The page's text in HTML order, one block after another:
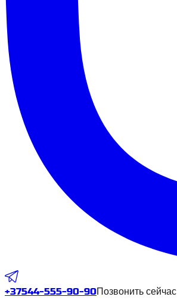
+37544-555-90-90Позвонить сейчас